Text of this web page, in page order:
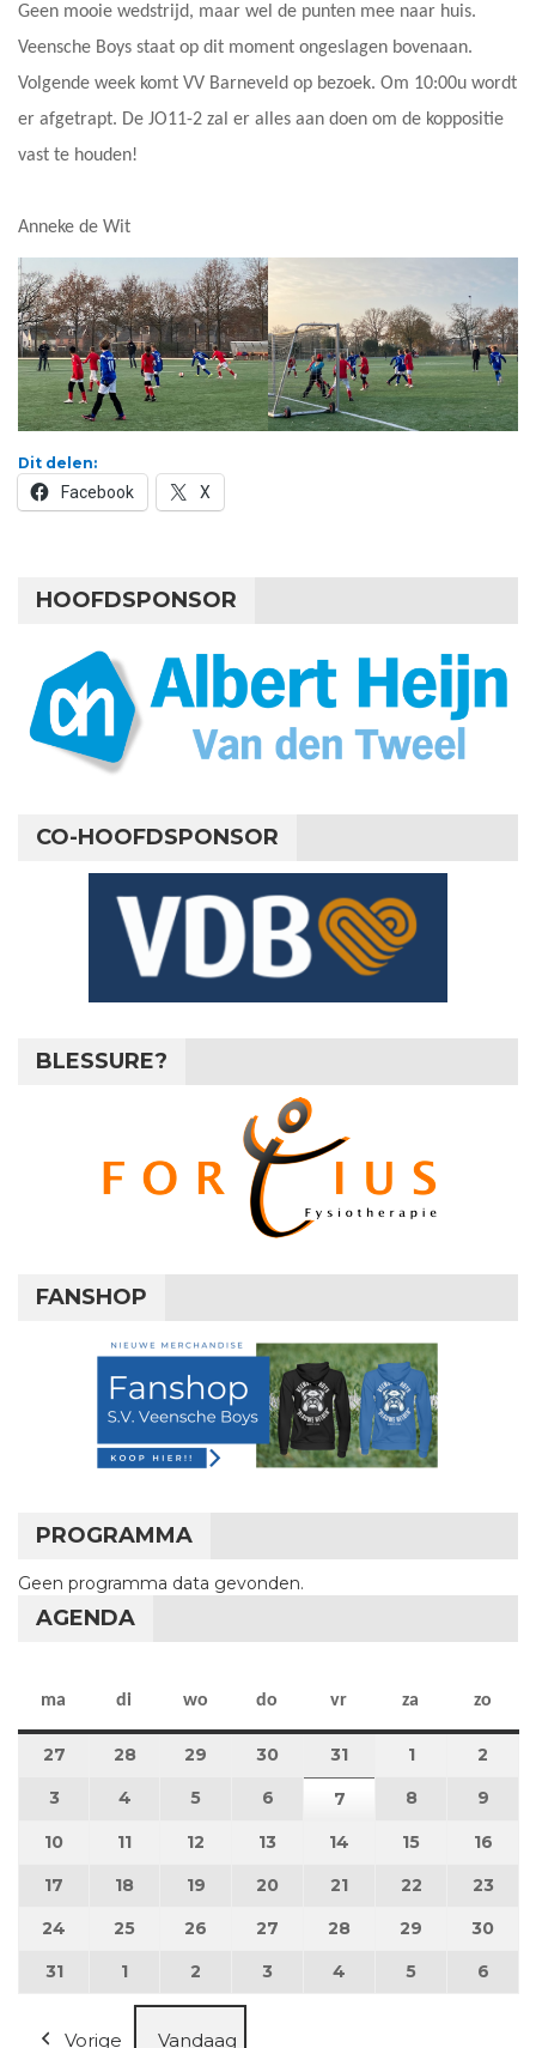
Geen mooie wedstrijd, maar wel de punten mee naar huis.
Veensche Boys staat op dit moment ongeslagen bovenaan.
Volgende week komt VV Barneveld op bezoek. Om 10:00u wordt
er afgetrapt. De JO11-2 zal er alles aan doen om de koppositie
vast te houden!
Anneke de Wit
Dit delen:
Facebook X
HOOFDSPONSOR
CO-HOOFDSPONSOR
BLESSURE?
FANSHOP
PROGRAMMA
Geen programma data gevonden.
AGENDA
ma maandag
di dinsdag
wo woensdag
do donderdag
vr vrijdag
za zaterdag
zo
27 27 juli 2026
28 28 juli 2026
29 29 juli 2026
30 30 juli 2026
31 31 juli 2026
11 augustus
2
3 3 augustus 2026
4 4 augustus 2026
5 5 augustus 2026
6 6 augustus 2026
7 7 augustus 2026
8 8 augustus
9
10 10 augustus 2026
11 11 augustus 2026
12 12 augustus 2026
13 13 augustus 2026
14 14 augustus 2026
15 15 16
17 17 augustus 2026
18 18 augustus 2026
19 19 augustus 2026
20 20 augustus 2026
21 21 augustus 2026
22 22 23
24 24 augustus 2026
25 25 augustus 2026
26 26 augustus 2026
27 27 augustus 2026
28 28 augustus 2026
29 29 30
3131 augustus 2026
1 1 september 2026
2 2 september 2026
3 3 september 2026
4 4 september 2026
5 5 6
Vorige Vandaag